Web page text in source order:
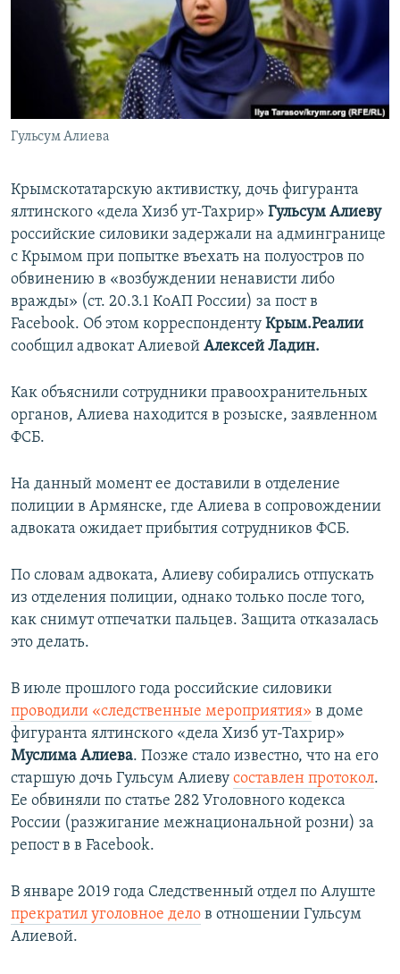
ПОБЕДИТЕЛЕЙ НЕ СУДЯТ?
КРЫМ.НЕПОКОРЕННЫЙ
УКРАИНСКАЯ ПРОБЛЕМА КРЫМА
ПРИСОЕДИНЯЙТЕСЬ!
Все сайты RFE/RL
Гульсум Алиева
Крымскотатарскую активистку, дочь фигуранта
ялтинского «дела Хизб ут-Тахрир» Гульсум Алиеву
российские силовики задержали на админгранице
с Крымом при попытке въехать на полуостров по
обвинению в «возбуждении ненависти либо
вражды» (ст. 20.3.1 КоАП России) за пост в
Facebook. Об этом корреспонденту Крым.Реалии
сообщил адвокат Алиевой Алексей Ладин.
Как объяснили сотрудники правоохранительных
органов, Алиева находится в розыске, заявленном
ФСБ.
На данный момент ее доставили в отделение
полиции в Армянске, где Алиева в сопровождении
адвоката ожидает прибытия сотрудников ФСБ.
По словам адвоката, Алиеву собирались отпускать
из отделения полиции, однако только после того,
как снимут отпечатки пальцев. Защита отказалась
это делать.
В июле прошлого года российские силовики
проводили «следственные мероприятия» ​ в доме
фигуранта ялтинского «дела Хизб ут-Тахрир»
Муслима Алиева. Позже стало известно, что на его
старшую дочь Гульсум Алиеву составлен протокол.
Ее обвиняли по статье 282 Уголовного кодекса
России (разжигание межнациональной розни) за
репост в в Facebook.
В январе 2019 года Следственный отдел по Алуште
прекратил уголовное дело в отношении Гульсум
Алиевой.